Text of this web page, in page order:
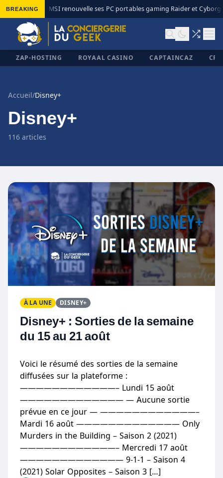
BREAKING◆ MSI renouvelle ses PC portables gaming Raider et Cyborg
ZAP-HOSTING ROYAAL CASINO CAPTAINCAZ
Accueil/Disney+
Disney+
116 articles
À LA UNE DISNEY+
Disney+ : Sorties de la semaine
du 15 au 21 août
Voici le résumé des sorties de la semaine
diffusées sur la plateforme :
————————————– Lundi 15 août
————————————— — Aucune sortie
prévue en ce jour — ————————————–
Mardi 16 août ————————————— Only
Murders in the Building – Saison 2 (2021)
————————————– Mercredi 17 août
————————————— 9-1-1 – Saison 4
(2021) Solar Opposites – Saison 3 […]